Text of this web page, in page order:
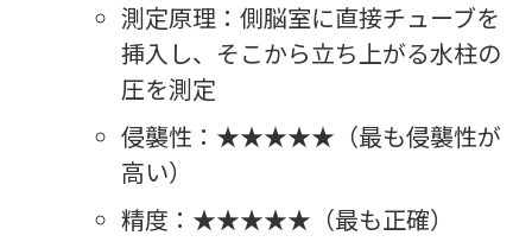
測定原理：側脳室に直接チューブを
挿入し、そこから立ち上がる水柱の
圧を測定
侵襲性：★★★★★（最も侵襲性が
高い）
精度：★★★★★（最も正確）